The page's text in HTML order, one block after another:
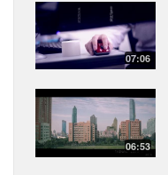
07:06
06:53